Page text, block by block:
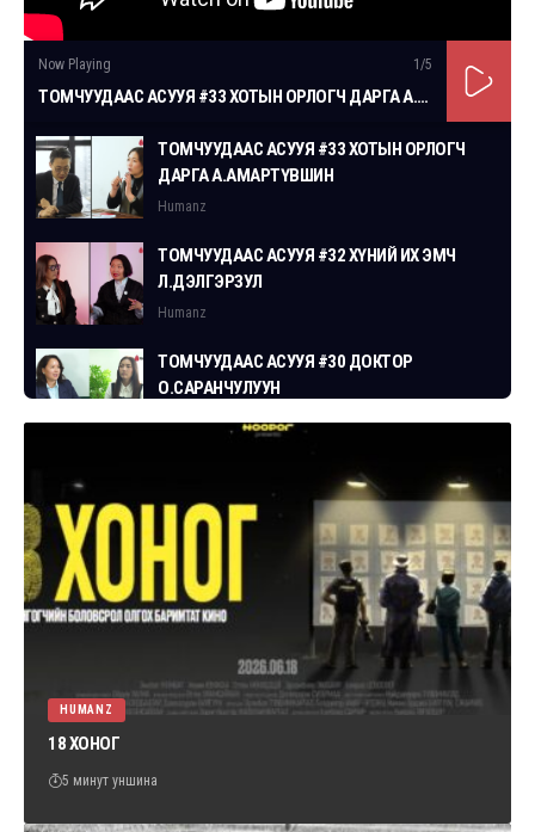
Now Playing 1 /5
ТОМЧУУДААС АСУУЯ #33 ХОТЫН ОРЛОГЧ ДАРГА А.АМАРТҮВШИН
ТОМЧУУДААС АСУУЯ #33 ХОТЫН ОРЛОГЧ
ДАРГА А.АМАРТҮВШИН
Humanz
ТОМЧУУДААС АСУУЯ #32 ХҮНИЙ ИХ ЭМЧ
Л.ДЭЛГЭРЗУЛ
Humanz
ТОМЧУУДААС АСУУЯ #30 ДОКТОР
О.САРАНЧУЛУУН
Humanz
ТОМЧУУДААС АСУУЯ #29 СГЗ С.ЦОГТБАЯР
Humanz
ТОМЧУУДААС АСУУЯ #28 ХУУЛЬЧ
Г.ЭРДЭНЭБАТ
Humanz
HUMANZ
18 ХОНОГ
5 минут уншина